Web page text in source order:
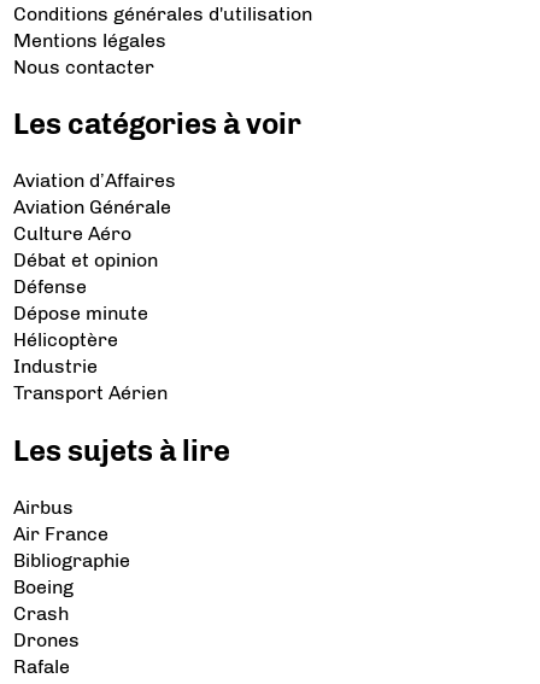
Conditions générales d'utilisation
Mentions légales
Nous contacter
Les catégories à voir
Aviation d’Affaires
Aviation Générale
Culture Aéro
Débat et opinion
Défense
Dépose minute
Hélicoptère
Industrie
Transport Aérien
Les sujets à lire
Airbus
Air France
Bibliographie
Boeing
Crash
Drones
Rafale